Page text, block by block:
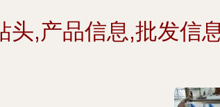
头,产品信息,批发信